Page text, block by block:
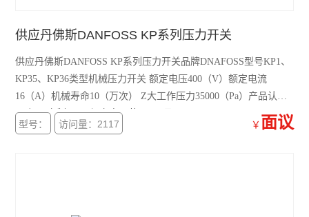
供应丹佛斯DANFOSS KP系列压力开关
供应丹佛斯DANFOSS KP系列压力开关品牌DNAFOSS型号KP1、
KP35、KP36类型机械压力开关 额定电压400（V）额定电流
16（A）机械寿命10（万次） Z大工作压力35000（Pa）产品认证
CE加工定制否 3C额定电压范围36V及以下
型号： 访问量：2117 ￥ 面议